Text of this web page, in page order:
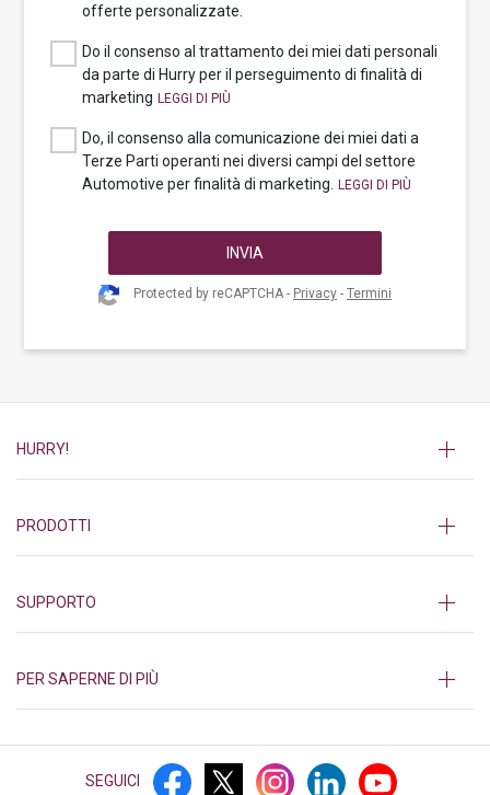
offerte personalizzate.
Do il consenso al trattamento dei miei dati personali
da parte di Hurry per il perseguimento di finalità di
marketing
Do, il consenso alla comunicazione dei miei dati a
Terze Parti operanti nei diversi campi del settore
Automotive per finalità di marketing.
INVIA
Protected by reCAPTCHA - Privacy - Termini
HURRY!
PRODOTTI
SUPPORTO
PER SAPERNE DI PIÙ
SEGUICI